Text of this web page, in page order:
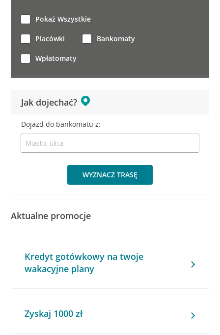
Jak dojechać?
Dojazd do bankomatu z:
WYZNACZ TRASĘ
Pokaż Wszystkie
Placówki Bankomaty
Wpłatomaty
Aktualne promocje
Kredyt gotówkowy na twoje
wakacyjne plany
Zyskaj 1000 zł